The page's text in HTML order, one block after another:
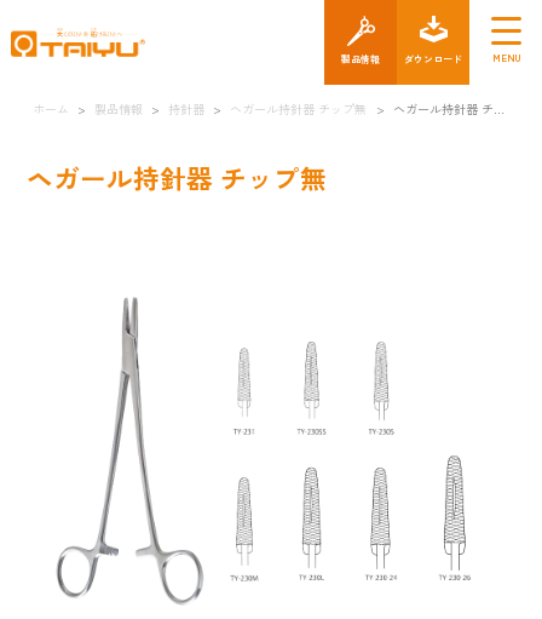
ホーム > 製品情報 > 持針器 > ヘガール持針器 チップ無 > ヘガール持針器 チップ無
ヘガール持針器 チップ無